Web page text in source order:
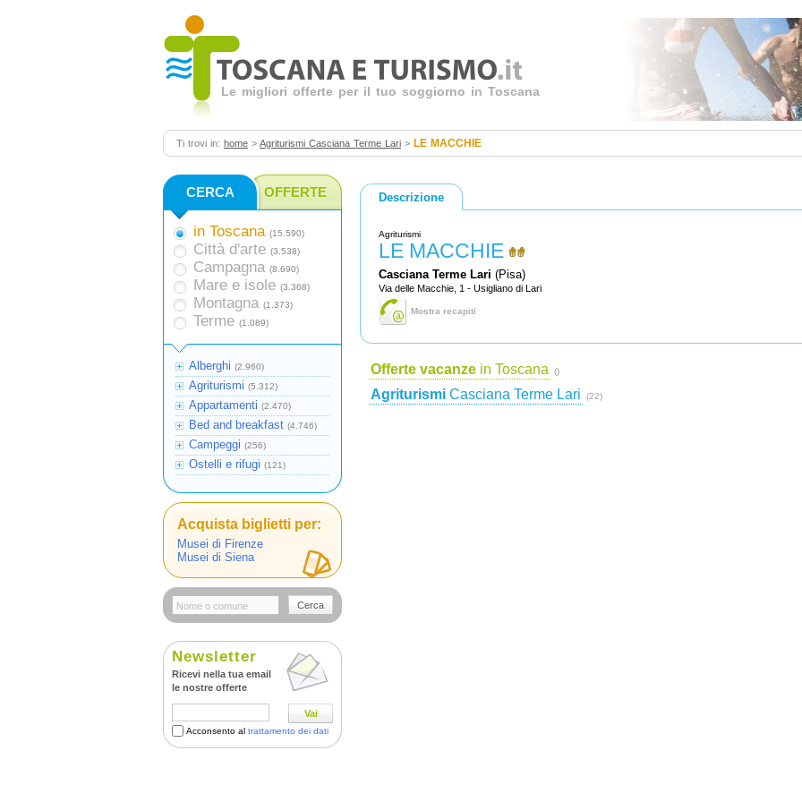
Le migliori offerte per il tuo soggiorno in Toscana
Ti trovi in: home > Agriturismi Casciana Terme Lari > LE MACCHIE
Descrizione
Agriturismi
LE MACCHIE
Casciana Terme Lari (Pisa)
Via delle Macchie, 1 - Usigliano di Lari
Mostra recapiti
Offerte vacanze in Toscana ()
Agriturismi Casciana Terme Lari (22)
CERCA OFFERTE
in Toscana (15.590)
Città d'arte (3.538)
Campagna (8.690)
Mare e isole (3.368)
Montagna (1.373)
Terme (1.089)
Alberghi (2.960)
Agriturismi (5.312)
Appartamenti (2.470)
Bed and breakfast (4.746)
Campeggi (256)
Ostelli e rifugi (121)
Acquista biglietti per:
Musei di Firenze
Musei di Siena
Cerca
Newsletter
Ricevi nella tua email
le nostre offerte
Vai
Acconsento al trattamento dei dati